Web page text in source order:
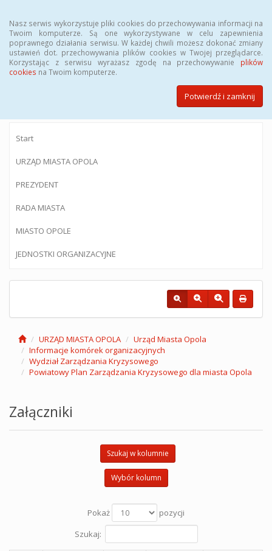
Nasz serwis wykorzystuje pliki cookies do przechowywania informacji na
Twoim komputerze. Są one wykorzystywane w celu zapewnienia
poprawnego działania serwisu. W każdej chwili możesz dokonać zmiany
ustawień dot. przechowywania plików cookies w Twojej przeglądarce.
Korzystając z serwisu wyrażasz zgodę na przechowywanie plików
cookies na Twoim komputerze.
Potwierdź i zamknij
BIULETYN INFORMACJI PUBLICZNEJ
Urzędu Miasta Opola
Start
URZĄD MIASTA OPOLA
PREZYDENT
RADA MIASTA
MIASTO OPOLE
JEDNOSTKI ORGANIZACYJNE
URZĄD MIASTA OPOLA
Urząd Miasta Opola
Informacje komórek organizacyjnych
Wydział Zarządzania Kryzysowego
Powiatowy Plan Zarządzania Kryzysowego dla miasta Opola
Załączniki
Szukaj w kolumnie
Wybór kolumn
Pokaż
pozycji
Szukaj: